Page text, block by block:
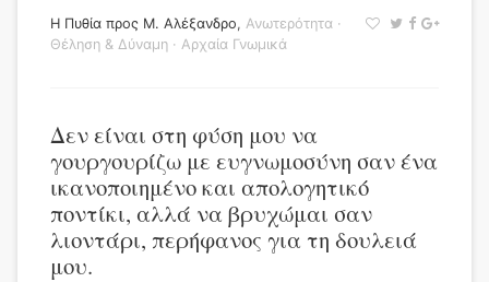
H Πυθία προς Μ. Αλέξανδρο, Ανωτερότητα ·
Θέληση & Δύναμη · Αρχαία Γνωμικά
Δεν είναι στη φύση μου να
γουργουρίζω με ευγνωμοσύνη σαν ένα
ικανοποιημένο και απολογητικό
ποντίκι, αλλά να βρυχώμαι σαν
λιοντάρι, περήφανος για τη δουλειά
μου.